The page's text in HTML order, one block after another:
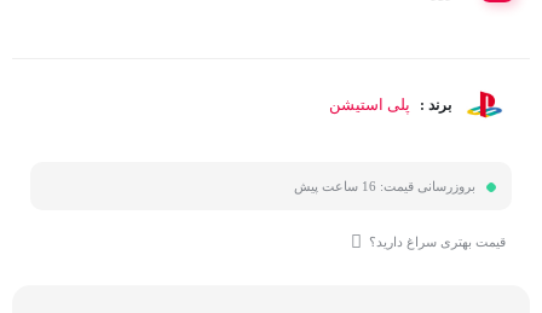
برند : پلی استیشن
بروزرسانی قیمت: 16 ساعت پیش
قیمت بهتری سراغ دارید؟